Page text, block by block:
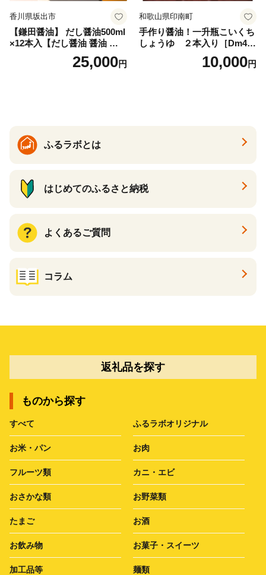
香川県坂出市
【鎌田醤油】 だし醤油500ml
×12本入【だし醤油 醤油 人気
おすすめ 人気だし醤油 出汁
25,000円
和歌山県印南町
手作り醤油！一升瓶こいくち
しょうゆ ２本入り［Dm4］
｜手作り 醤油 和歌山県 印南
町 一升瓶 こいくちしょうゆ
10,000円
ふるラボとは
はじめてのふるさと納税
よくあるご質問
コラム
返礼品を探す
ものから探す
すべて ふるラボオリジナル
お米・パン お肉
フルーツ類 カニ・エビ
おさかな類 お野菜類
たまご お酒
お飲み物 お菓子・スイーツ
加工品等 麺類